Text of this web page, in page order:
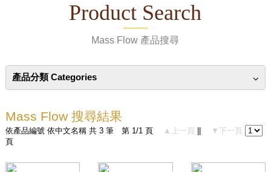
Product Search
Mass Flow 產品搜尋
產品分類 Categories
Mass Flow 搜尋結果
依產品編號 依中文名稱共 3 筆 第 1/1 頁 ▲上一頁
▼下一頁
頁